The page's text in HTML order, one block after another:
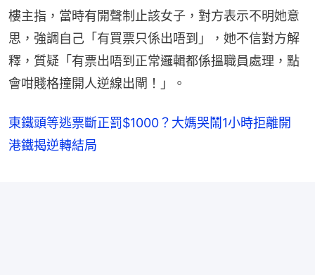
樓主指，當時有開聲制止該女子，對方表示不明她意
思，強調自己「有買票只係出唔到」，她不信對方解
釋，質疑「有票出唔到正常邏輯都係搵職員處理，點
會咁賤格撞開人逆線出閘！」。
東鐵頭等逃票斷正罰$1000？大媽哭鬧1小時拒離開
港鐵揭逆轉結局